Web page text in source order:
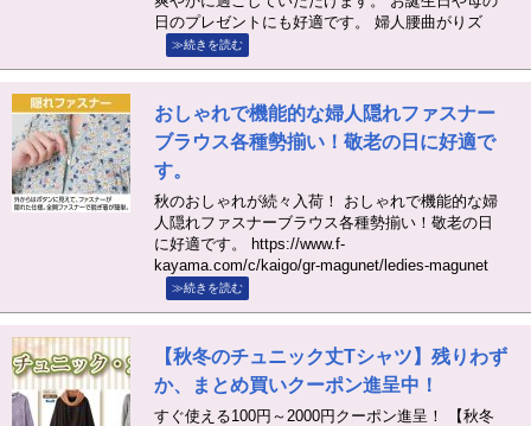
日のプレゼントにも好適です。 婦人腰曲がりズ
≫続きを読む
おしゃれで機能的な婦人隠れファスナー
ブラウス各種勢揃い！敬老の日に好適で
す。
秋のおしゃれが続々入荷！ おしゃれで機能的な婦
人隠れファスナーブラウス各種勢揃い！敬老の日
に好適です。 https://www.f-
kayama.com/c/kaigo/gr-magunet/ledies-magunet
≫続きを読む
【秋冬のチュニック丈Tシャツ】残りわず
か、まとめ買いクーポン進呈中！
すぐ使える100円～2000円クーポン進呈！ 【秋冬